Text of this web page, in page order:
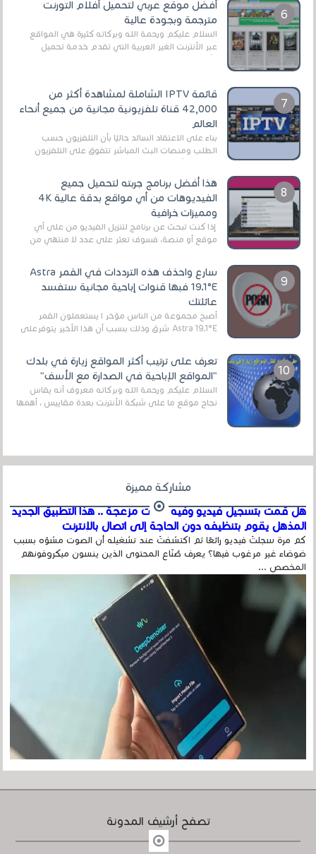
أفضل موقع عربي لتحميل أفلام التورنت
مترجمة وبجودة عالية
السلام عليكم ورحمة الله وبركاته كثيرة هي المواقع
عبر الأنترنت الغير العربية التي تقدم خدمة تحميل
الأفلام على التورنت ، ومعظم هذه المواقع ل...
قائمة IPTV الشاملة لمشاهدة أكثر من
42,000 قناة تلفزيونية مجانية من جميع أنحاء
العالم
بناءً على الاعتقاد السائد حاليًا بأن التلفزيون حسب
الطلب ومنصات البث المباشر تتفوق على التلفزيون
الرقمي الأرضي التقليدي، يُعدّ IPTV-org خيار...
هذا أفضل برنامج جربته لتحميل جميع
الفيديوهات من أي مواقع بدقة عالية 4K
ومميزات خرافية
إذا كنت تبحث عن برنامج لتنزيل الفيديو من على أي
موقع أو منصة، فسوف تعثر على عدد لا منتهي من
سارع واحذف هذه الترددات في القمر Astra
19.1°E فبها قنوات إباحية مجانية ستفسد
عائلتك
أصبح مجموعة من الناس مؤخر ا يستعملون القمر
Astra 19.1°E شرق وذلك بسبب أن هذا الأخير يتوفرعلى
تعرف على ترتيب أكثر المواقع زيارة في بلدك
"المواقع الإباحية في الصدارة مع الأسف"
السلام عليكم ورحمة الله وبركاته معروف أنه يقاس
نجاح موقع ما على شبكة الأنترنت بعدة مقاييس ، أهمها
مشاركة مميزة
هل قمت بتسجيل فيديو وفيه أصوت مزعجة .. هذا التطبيق الجديد
المذهل يقوم بتنظيفه دون الحاجة إلى اتصال بالإنترنت
كم مرة سجلتَ فيديو رائعًا ثم اكتشفتَ عند تشغيله أن الصوت مشوّه بسبب
ضوضاء غير مرغوب فيها؟ يعرف صُنّاع المحتوى الذين ينسون ميكروفونهم
المخصص ...
تصفح أرشيف المدونة